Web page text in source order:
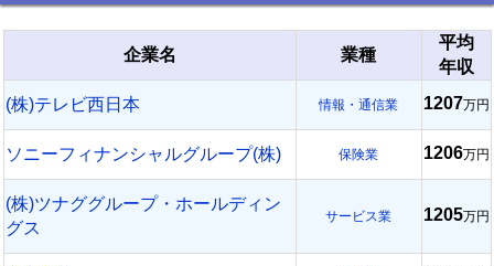
企業名 業種
平均
年収
(株)テレビ西日本
情報・通信業 1207万円
ソニーフィナンシャルグループ(株) 保険業 1206万円
(株)ツナググループ・ホールディン
グス
サービス業 1205万円